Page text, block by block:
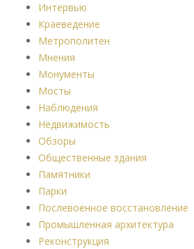
Интервью
Краеведение
Метрополитен
Мнения
Монументы
Мосты
Наблюдения
Недвижимость
Обзоры
Общественные здания
Памятники
Парки
Послевоенное восстановление
Промышленная архитектура
Реконструкция